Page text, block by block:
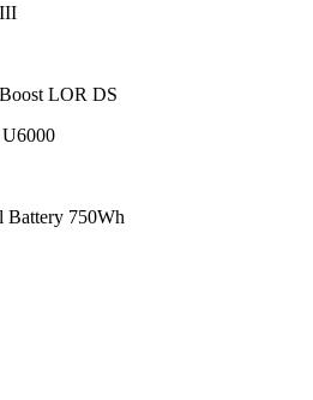
LOR DS
Battery 750Wh